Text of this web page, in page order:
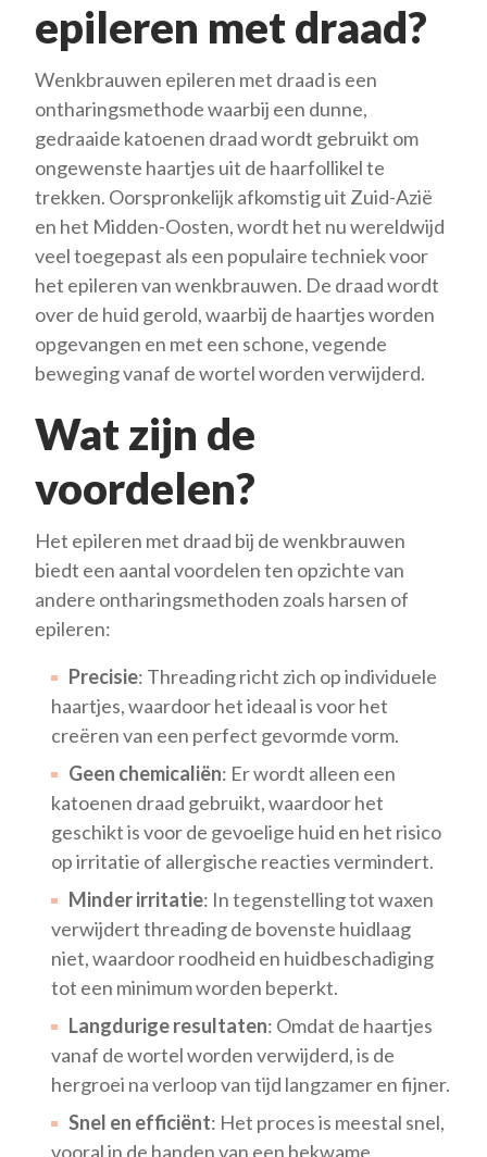
epileren met draad?
Wenkbrauwen epileren met draad is een
ontharingsmethode waarbij een dunne,
gedraaide katoenen draad wordt gebruikt om
ongewenste haartjes uit de haarfollikel te
trekken. Oorspronkelijk afkomstig uit Zuid-Azië
en het Midden-Oosten, wordt het nu wereldwijd
veel toegepast als een populaire techniek voor
het epileren van wenkbrauwen. De draad wordt
over de huid gerold, waarbij de haartjes worden
opgevangen en met een schone, vegende
beweging vanaf de wortel worden verwijderd.
Wat zijn de
voordelen?
Het epileren met draad bij de wenkbrauwen
biedt een aantal voordelen ten opzichte van
andere ontharingsmethoden zoals harsen of
epileren:
Precisie: Threading richt zich op individuele
haartjes, waardoor het ideaal is voor het
creëren van een perfect gevormde vorm.
Geen chemicaliën: Er wordt alleen een
katoenen draad gebruikt, waardoor het
geschikt is voor de gevoelige huid en het risico
op irritatie of allergische reacties vermindert.
Minder irritatie: In tegenstelling tot waxen
verwijdert threading de bovenste huidlaag
niet, waardoor roodheid en huidbeschadiging
tot een minimum worden beperkt.
Langdurige resultaten: Omdat de haartjes
vanaf de wortel worden verwijderd, is de
hergroei na verloop van tijd langzamer en fijner.
Snel en efficiënt: Het proces is meestal snel,
vooral in de handen van een bekwame